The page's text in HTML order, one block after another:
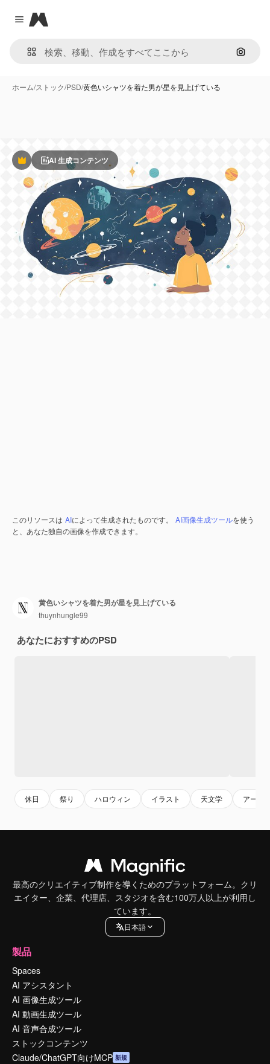
Close menu
Magnific
画像で
ホーム/ストック/PSD/黄色いシャツを着た男が星を見上げている
PremiumAI 生成コンテンツ
このリソースは AIによって生成されたものです。 AI画像生成ツールを使う
と、あなた独自の画像を作成できます。
黄色いシャツを着た男が星を見上げている
thuynhungle99
あなたにおすすめのPSD
休日 祭り ハロウィン イラスト 天文学 アート
最高のクリエイティブ制作を導くためのプラットフォーム。クリ
エイター、企業、代理店、スタジオを含む100万人以上が利用し
ています。
日本語
製品
Spaces
AI アシスタント
AI 画像生成ツール
AI 動画生成ツール
AI 音声合成ツール
ストックコンテンツ
Claude/ChatGPT向けMCP 新規